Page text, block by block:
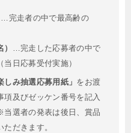
完走者の中で最高齢の
…完走した応募者の中で
日応募受付実施）
しみ抽選応募用紙」 をお渡
項及びゼッケン番号を記入
当選者の発表は後日、賞品
だきます。